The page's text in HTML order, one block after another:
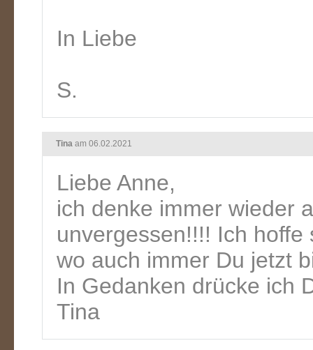
In Liebe
S.
Tina am 06.02.2021
Liebe Anne,
ich denke immer wieder
unvergessen!!!! Ich
wo auch immer Du jetzt
In Gedanken drücke ich
Tina